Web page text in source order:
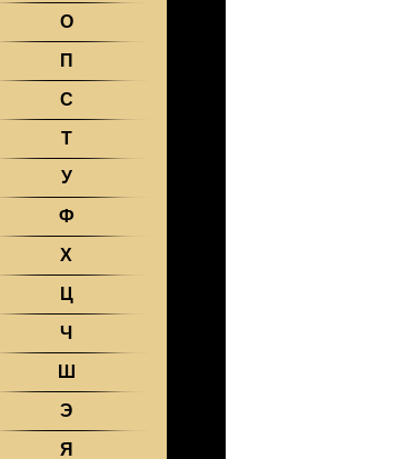
О
П
С
Т
У
Ф
Х
Ц
Ч
Ш
Э
Я